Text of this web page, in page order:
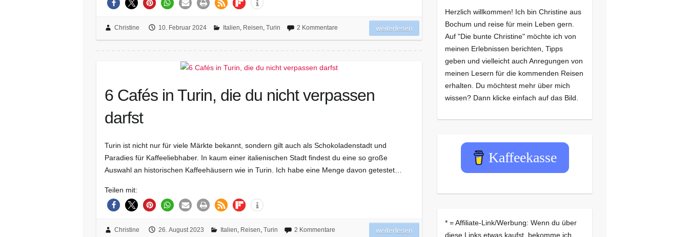
Christine 10. Februar 2024 Italien, Reisen, Turin 2 Kommentare weiterlesen
6 Cafés in Turin, die du nicht verpassen
darfst
Turin ist nicht nur für viele Märkte bekannt, sondern gilt auch als Schokoladenstadt und
Paradies für Kaffeeliebhaber. In kaum einer italienischen Stadt findest du eine so große
Auswahl an historischen Kaffeehäusern wie in Turin. Ich habe eine Menge davon getestet…
Teilen mit:
Christine 26. August 2023 Italien, Reisen, Turin 2 Kommentare weiterlesen
Herzlich willkommen! Ich bin Christine aus
Bochum und reise für mein Leben gern.
Auf "Die bunte Christine" möchte ich von
meinen Erlebnissen berichten, Tipps
geben und vielleicht auch Anregungen von
meinen Lesern für die kommenden Reisen
erhalten. Du möchtest mehr über mich
wissen? Dann klicke einfach auf das Bild.
Kaffeekasse
* = Affiliate-Link/Werbung: Wenn du über
diese Links etwas kaufst, bekomme ich